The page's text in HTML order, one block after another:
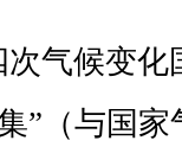
气候变
”（与国